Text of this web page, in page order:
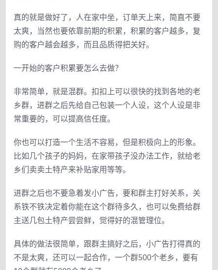
真的就是做好了，人在家中坐，订单天上来，简直不要
太爽，当然也要依靠前期的积累，积累的客户越多，复
购的客户越会越多，而且品质得把关好。
一开始的客户积累要怎么去做？
非常简单，就是混群。扣扣上可以很快的找到各地的老
乡群，进群之后先给自己包装一个人设，这个人设是非
常重要的，可以提高信任度。
你也可以打造一个生活不容易，但是积极向上的形象。
比如几个孩子的妈妈，在家带孩子没办法工作，就给老
乡们卖卖土特产来补贴家用等等。
进群之后也不要急着发小广告，要和群主打好关系，关
系铁不铁决定着你能在这个群待多久，也可以免费给群
主送几包土特产尝尝鲜，觉得好的混管理位。
具体的做法很简单，跟群主搞好之后，小广告打得真的
不是太爽，还可以一起合作，一个群500个老乡，要有